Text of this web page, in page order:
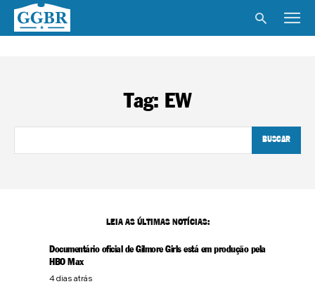
Tag: EW
BUSCAR
LEIA AS ÚLTIMAS NOTÍCIAS:
Documentário oficial de Gilmore Girls está em produção pela
HBO Max
4 dias atrás